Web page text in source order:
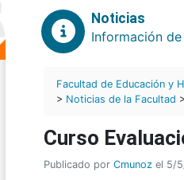
Noticias
Información
Facultad de Educación y
> Noticias de la Facultad
Curso
Publicado por Cmunoz el 5/